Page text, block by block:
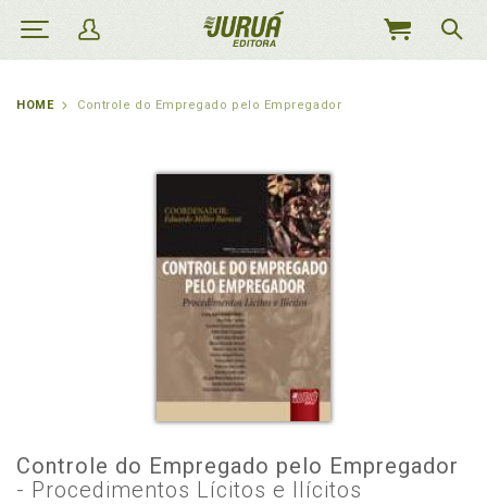
MEU
HOME Controle do Empregado pelo Empregador
Controle do Empregado pelo Empregador
- Procedimentos Lícitos e Ilícitos